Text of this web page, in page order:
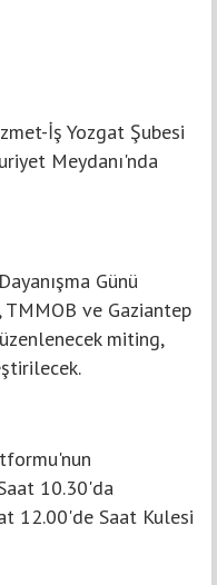
İş Yozgat Şubesi
Meydanı'nda
Günü
TMMOB ve Gaziantep
miting,
10.30'da
12.00'de Saat Kulesi